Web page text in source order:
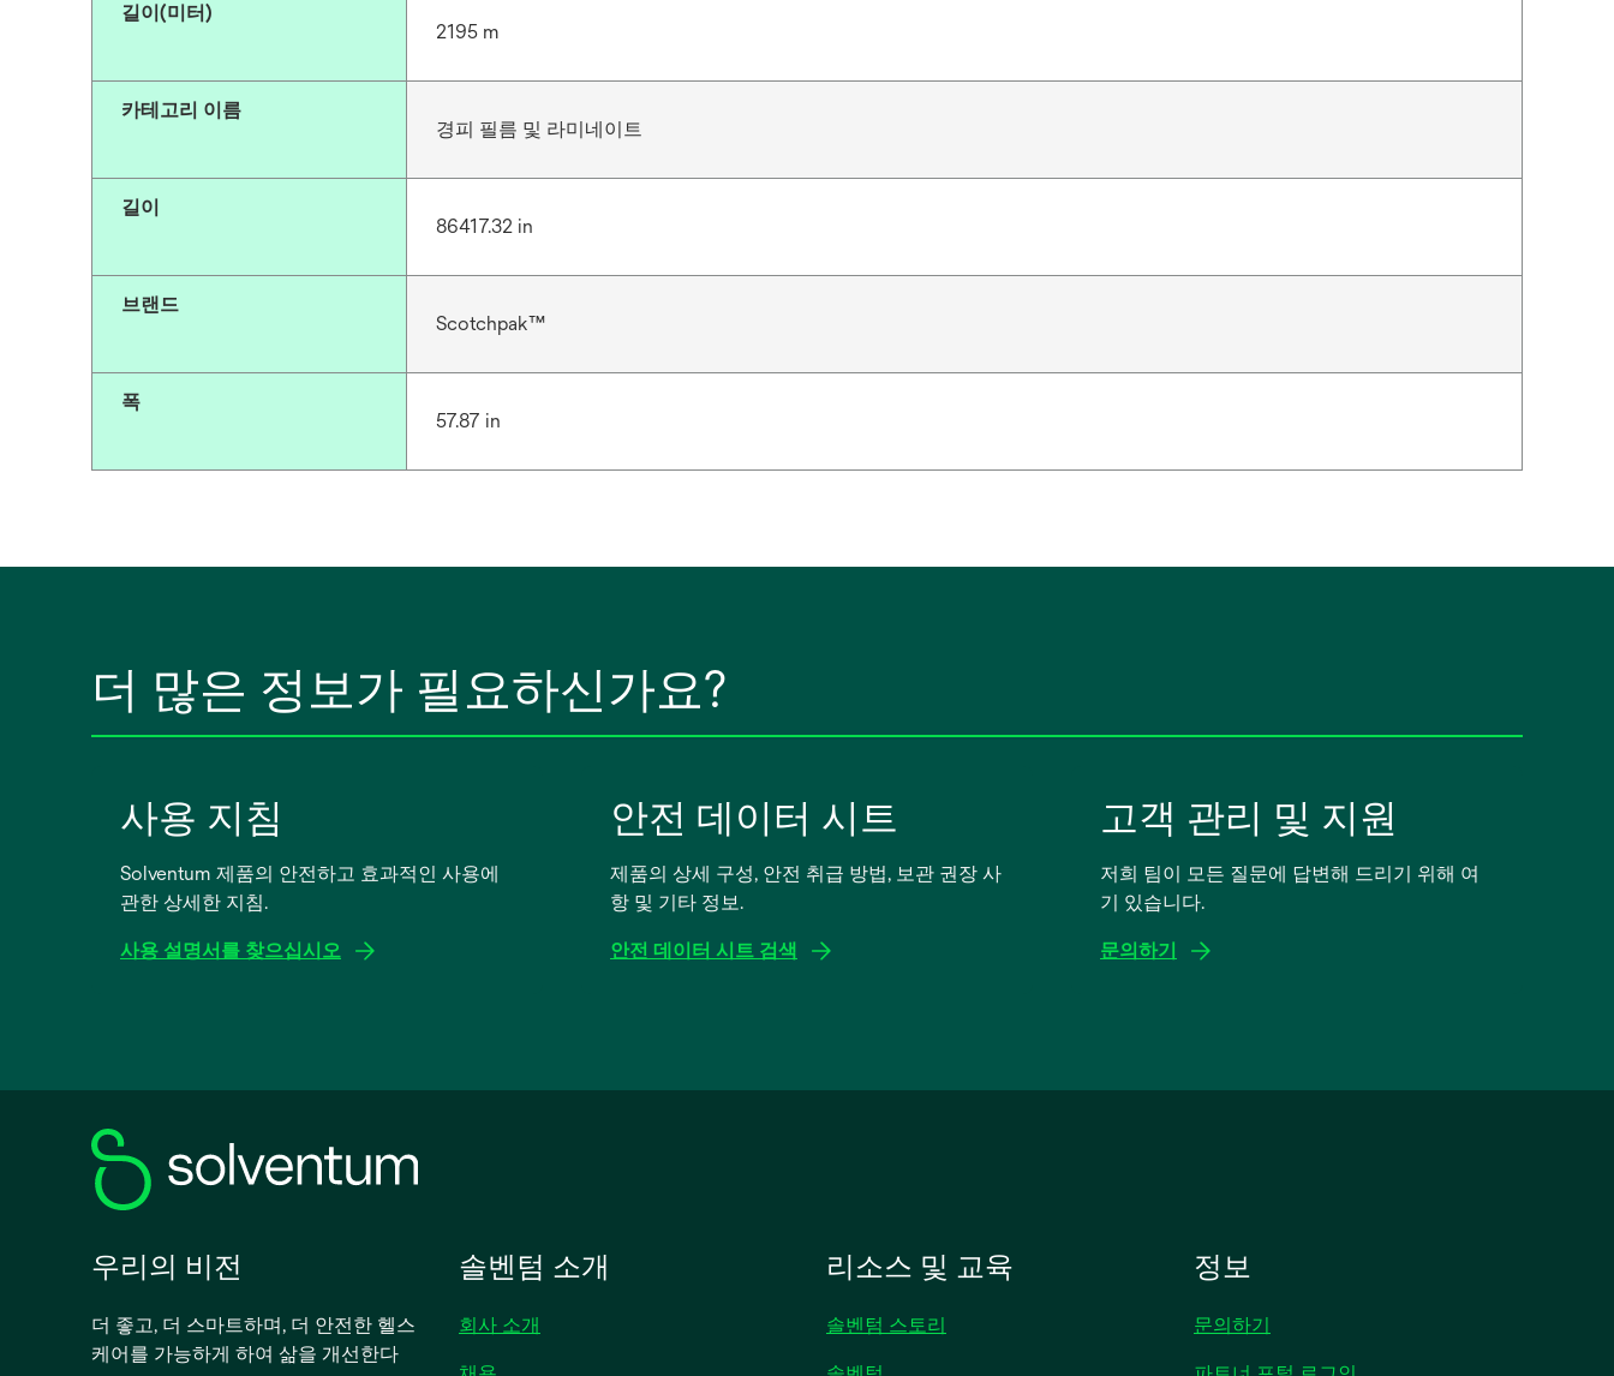
길이(미터)
2195 m
카테고리 이름
경피 필름 및 라미네이트
길이
86417.32 in
브랜드
Scotchpak™
폭
57.87 in
더 많은 정보가 필요하신가요?
사용 지침
Solventum 제품의 안전하고 효과적인 사용에
관한 상세한 지침.
사용 설명서를 찾으십시오
서
림
안전 데이터 시트
제품의 상세 구성, 안전 취급 방법, 보관 권장 사
항 및 기타 정보.
안전 데이터 시트 검색
서
고객 관리 및 지원
저희 팀이 모든 질문에 답변해 드리기 위해 여
기 있습니다.
문의하기
우리의 비전
더 좋고, 더 스마트하며, 더 안전한 헬스
케어를 가능하게 하여 삶을 개선한다
솔벤텀 소개
회사 소개
리소스 및 교육
솔벤텀 스토리
정보
문의하기